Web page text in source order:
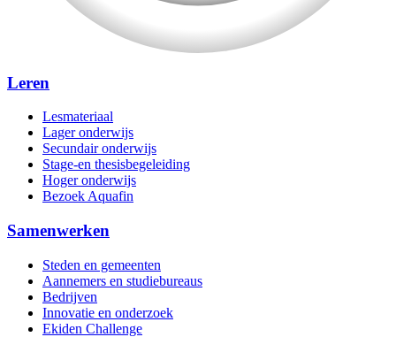
Leren
Lesmateriaal
Lager onderwijs
Secundair onderwijs
Stage-en thesisbegeleiding
Hoger onderwijs
Bezoek Aquafin
Samenwerken
Steden en gemeenten
Aannemers en studiebureaus
Bedrijven
Innovatie en onderzoek
Ekiden Challenge